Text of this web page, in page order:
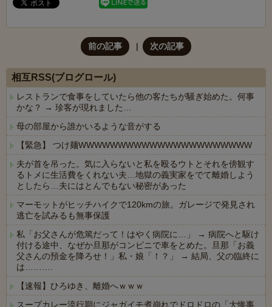
前の記事 次の記事
相互RSS(ブログロール)
レストランで食事をしていたら他の客たちが騒ぎ始めた。何事
かな？ → 珍客が現れました…
母の部屋から誰かいるような音がする
【緊急】 つけ麺WWWWWWWWWWWWWWWWWWWWWW
夫が首を吊った。気に入らないと私を殴るウトとそれを傍観す
るトメに生活費をくれない夫…地獄の義実家をでて離婚しよう
としたら…夫にはとんでもない秘密があった
マーモットがヒッチハイクで120kmの旅。ガレージで発見され
逃亡を試みるも無事保護
私「お父さんが危篤だって！はやく病院に…」 → 病院へと駆け
付ける途中、なぜか旦那がコンビニで車をとめた。旦那「お義
父さんの預金を降ろせ！」私・娘「！？」 → 結局、父の臨終に
は……….
【速報】ひろゆき、離婚へｗｗｗ
スープカレー流行期にジャガイモ煮崩れでドロドロの「大惨事